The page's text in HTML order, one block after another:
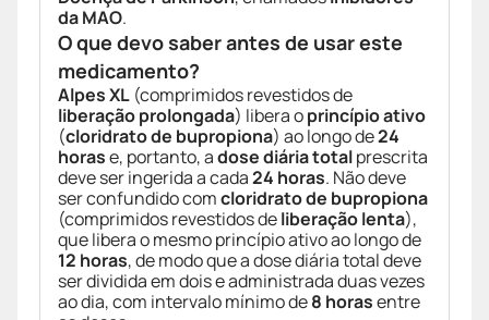
da MAO.
O que devo saber antes de usar este
medicamento?
Alpes XL (comprimidos revestidos de
liberação prolongada) libera oprincípio ativo
(cloridrato de bupropiona) ao longo de24
horase, portanto, adose diária totalprescrita
deve ser ingerida a cada24 horas. Não deve
ser confundido comcloridrato de bupropiona
(comprimidos revestidos deliberação lenta),
que libera o mesmo princípio ativo ao longo de
12 horas, de modo que a dose diária total deve
ser dividida em dois e administrada duas vezes
ao dia, com intervalo mínimo de8 horasentre